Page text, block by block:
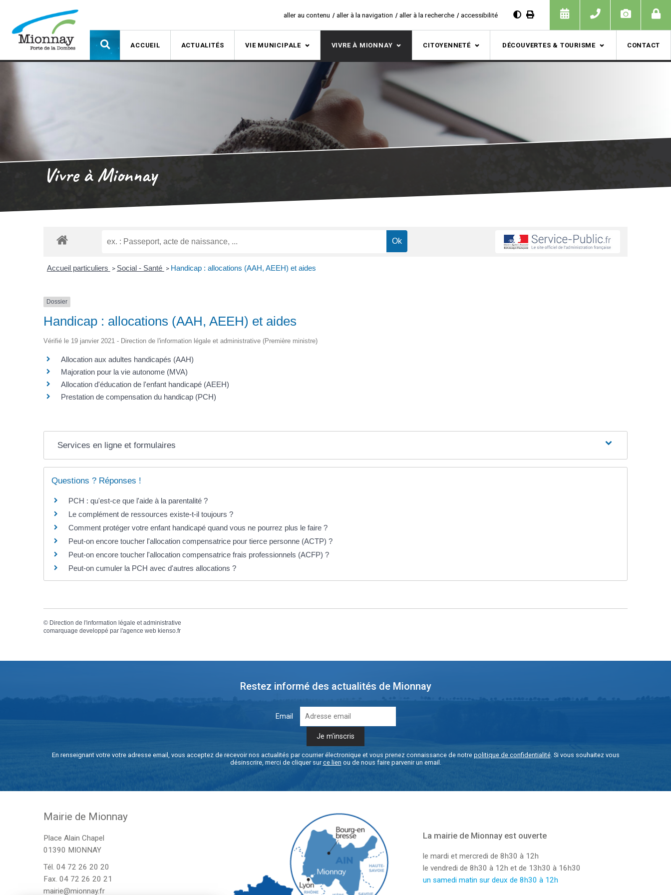
aller au contenu aller à la navigation aller à la recherche accessibilité
ACCUEIL ACTUALITÉS VIE MUNICIPALE VIVRE À MIONNAY CITOYENNETÉ DÉCOUVERTES & TOURISME CONTACT
Vivre à Mionnay
Accueil particuliers > Social - Santé > Handicap : allocations (AAH, AEEH) et aides
Dossier
Handicap : allocations (AAH, AEEH) et aides
Vérifié le 19 janvier 2021 - Direction de l'information légale et administrative (Première ministre)
Allocation aux adultes handicapés (AAH)
Majoration pour la vie autonome (MVA)
Allocation d'éducation de l'enfant handicapé (AEEH)
Prestation de compensation du handicap (PCH)
Services en ligne et formulaires
Questions ? Réponses !
PCH : qu'est-ce que l'aide à la parentalité ?
Le complément de ressources existe-t-il toujours ?
Comment protéger votre enfant handicapé quand vous ne pourrez plus le faire ?
Peut-on encore toucher l'allocation compensatrice pour tierce personne (ACTP) ?
Peut-on encore toucher l'allocation compensatrice frais professionnels (ACFP) ?
Peut-on cumuler la PCH avec d'autres allocations ?
© Direction de l'information légale et administrative
comarquage developpé par l'agence web kienso.fr
Restez informé des actualités de Mionnay
Email
En renseignant votre votre adresse email, vous acceptez de recevoir nos actualités par courrier électronique et vous prenez connaissance de notre politique de confidentialité. Si vous souhaitez vous
désinscrire, merci de cliquer surce lien ou de nous faire parvenir un email.
Mairie de Mionnay
Place Alain Chapel
01390 MIONNAY
Tél.04 72 26 20 20
Fax. 04 72 26 20 21
mairie@mionnay.fr
La mairie de Mionnay est ouverte
le mardi et mercredi de 8h30 à 12h
le vendredi de 8h30 à 12h et de 13h30 à 16h30
un samedi matin sur deux de 8h30 à 12h